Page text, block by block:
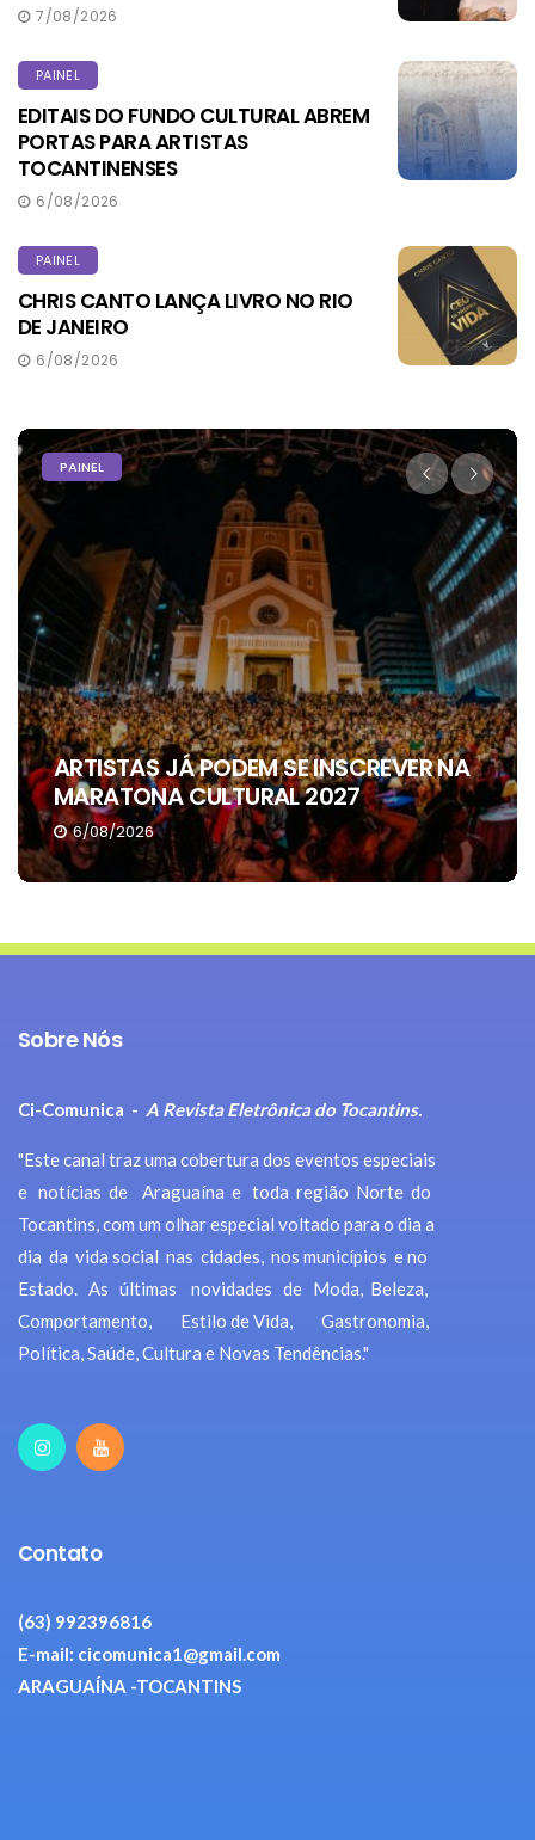
7/08/2026
PAINEL
EDITAIS DO FUNDO CULTURAL ABREM
PORTAS PARA ARTISTAS
TOCANTINENSES
6/08/2026
PAINEL
CHRIS CANTO LANÇA LIVRO NO RIO
DE JANEIRO
6/08/2026
PODER
ALEXANDRE RECEBE APOIO DE SEIS
VEREADORES DE ARAGUAÍNA
4/08/2026
Sobre Nós
Ci-Comunica - A Revista Eletrônica do Tocantins.
"Este canal traz uma cobertura dos eventos especiais
e notícias de Araguaína e toda região Norte do
Tocantins, com um olhar especial voltado para o dia a
dia da vida social nas cidades, nos municípios e no
Estado. As últimas novidades de Moda, Beleza,
Comportamento, Estilo de Vida, Gastronomia,
Política, Saúde, Cultura e Novas Tendências."
Contato
(63) 992396816
E-mail: cicomunica1@gmail.com
ARAGUAÍNA -TOCANTINS